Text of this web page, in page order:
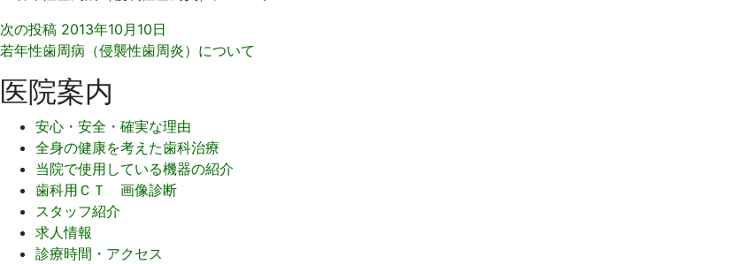
次の投稿 2013年10月10日
若年性歯周病（侵襲性歯周炎）について
医院案内
安心・安全・確実な理由
全身の健康を考えた歯科治療
当院で使用している機器の紹介
歯科用ＣＴ 画像診断
スタッフ紹介
求人情報
診療時間・アクセス